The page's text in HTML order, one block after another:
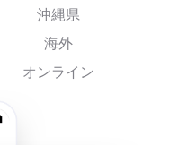
沖縄県
海外
オンライン